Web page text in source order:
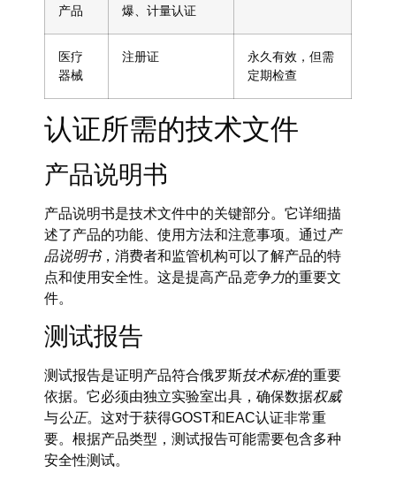
产品
爆、计量认证
医疗
器械
注册证
永久有效，但需
定期检查
认证所需的技术文件
产品说明书
产品说明书是技术文件中的关键部分。它详细描
述了产品的功能、使用方法和注意事项。通过产
品说明书，消费者和监管机构可以了解产品的特
点和使用安全性。这是提高产品竞争力的重要文
件。
测试报告
测试报告是证明产品符合俄罗斯技术标准的重要
依据。它必须由独立实验室出具，确保数据权威
与公正。这对于获得GOST和EAC认证非常重
要。根据产品类型，测试报告可能需要包含多种
安全性测试。